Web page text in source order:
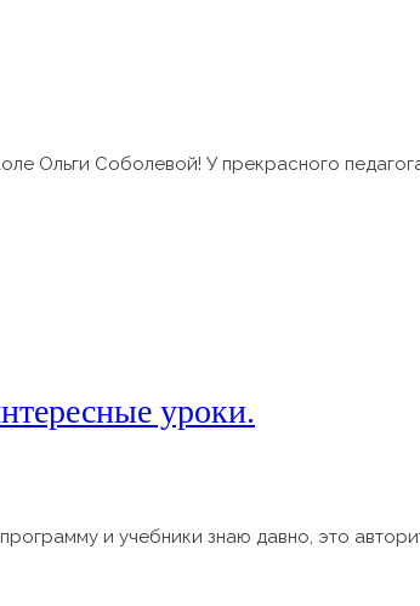
Ольги Соболевой! У прекрасного
уроки.
и учебники знаю давно, это